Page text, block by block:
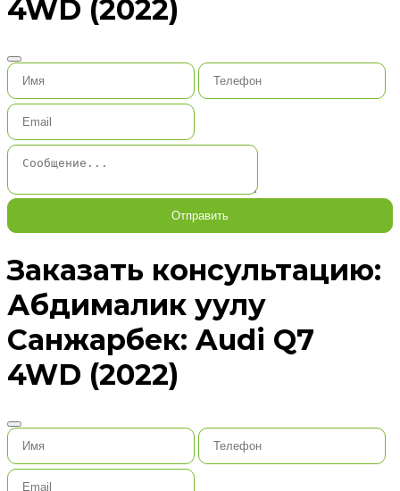
4WD (2022)
Отправить
Заказать консультацию:
Абдималик уулу
Санжарбек: Audi Q7
4WD (2022)